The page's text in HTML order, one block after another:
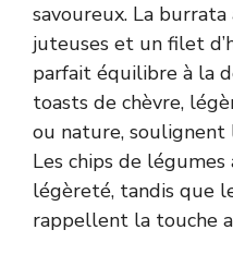
savoureux. La
juteuses et un filet
parfait équilibre à la
toasts de chèvre,
ou nature, soulignent
Les chips de
légèreté, tandis que
rappellent la touche